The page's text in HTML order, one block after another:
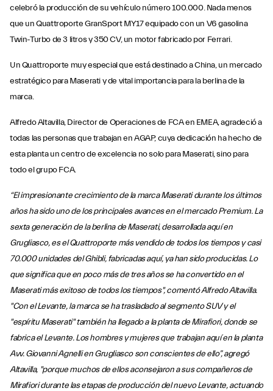
celebró la producción de su vehículo número 100.000. Nada menos
que un Quattroporte GranSport MY17 equipado con un V6 gasolina
Twin-Turbo de 3 litros y 350 CV, un motor fabricado por Ferrari.
Un Quattroporte muy especial que está destinado a China, un mercado
estratégico para Maserati y de vital importancia para la berlina de la
marca.
Alfredo Altavilla, Director de Operaciones de FCA en EMEA, agradeció a
todas las personas que trabajan en AGAP, cuya dedicación ha hecho de
esta planta un centro de excelencia no solo para Maserati, sino para
todo el grupo FCA.
“El impresionante crecimiento de la marca Maserati durante los últimos
años ha sido uno de los principales avances en el mercado Premium. La
sexta generación de la berlina de Maserati, desarrollada aquí en
Grugliasco, es el Quattroporte más vendido de todos los tiempos y casi
70.000 unidades del Ghibli, fabricadas aquí, ya han sido producidas. Lo
que significa que en poco más de tres años se ha convertido en el
Maserati más exitoso de todos los tiempos", comentó Alfredo Altavilla.
"Con el Levante, la marca se ha trasladado al segmento SUV y el
"espíritu Maserati" también ha llegado a la planta de Mirafiori, donde se
fabrica el Levante. Los hombres y mujeres que trabajan aquí en la planta
Avv. Giovanni Agnelli en Grugliasco son conscientes de ello”, agregó
Altavilla, "porque muchos de ellos aconsejaron a sus compañeros de
Mirafiori durante las etapas de producción del nuevo Levante, actuando